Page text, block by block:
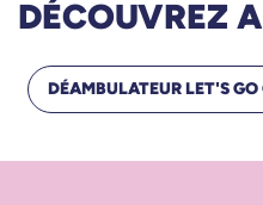
DÉCOUVREZ
DÉAMBULATEUR LET'S GO